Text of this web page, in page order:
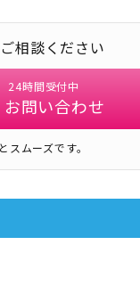
相談ください
24時間受付中
お問い合わせ
ムーズです。